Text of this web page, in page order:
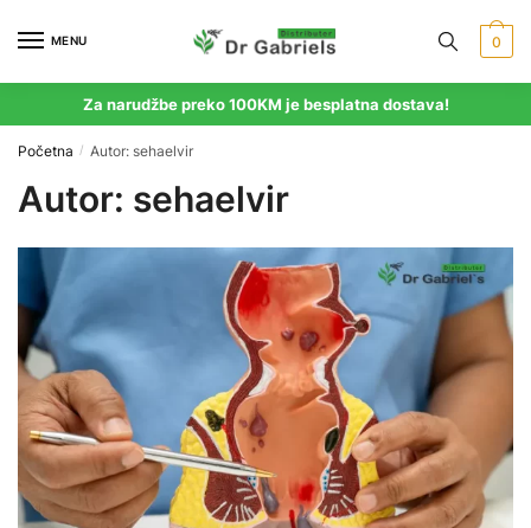
MENU 0
Za narudžbe preko 100KM je besplatna dostava!
Početna / Autor: sehaelvir
Autor: sehaelvir